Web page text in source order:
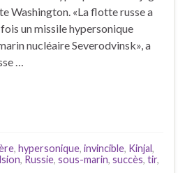
Washington. «La flotte russe a
un missile hypersonique
nucléaire Severodvinsk», a
…
, hypersonique, invincible, Kinjal,
, Russie, sous-marin, succès, tir,